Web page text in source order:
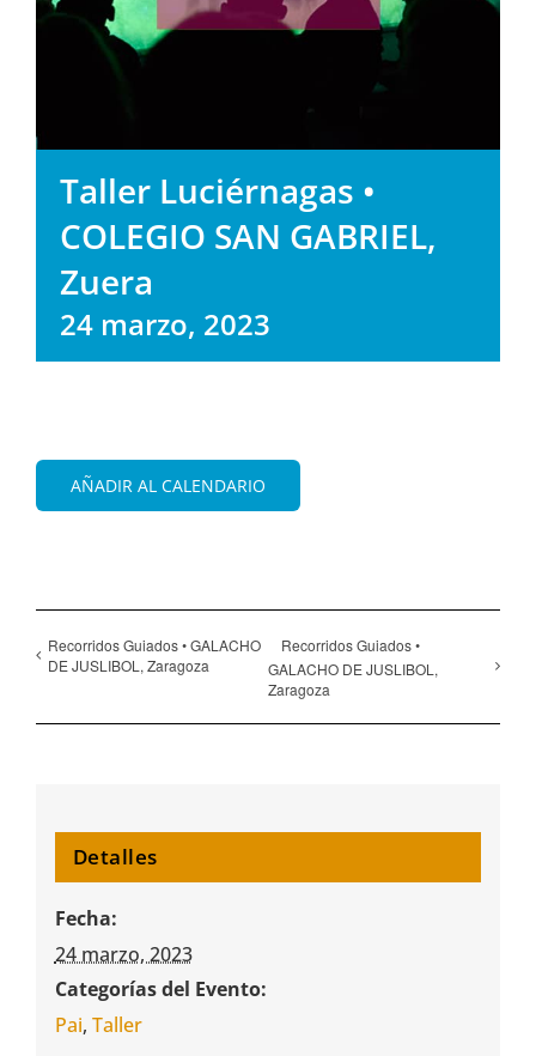
Taller Luciérnagas •
COLEGIO SAN GABRIEL,
Zuera
24 marzo, 2023
AÑADIR AL CALENDARIO
Recorridos Guiados • GALACHO
DE JUSLIBOL, Zaragoza
Recorridos Guiados •
GALACHO DE JUSLIBOL,
Zaragoza
Detalles
Fecha:
24 marzo, 2023
Categorías del Evento:
Pai, Taller